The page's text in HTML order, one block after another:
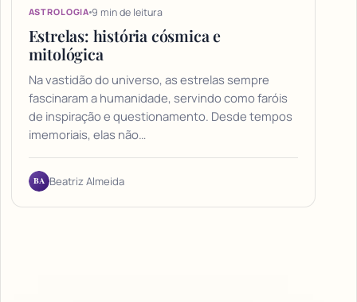
ASTROLOGIA 9 min de leitura
Estrelas: história cósmica e
mitológica
Na vastidão do universo, as estrelas sempre
fascinaram a humanidade, servindo como faróis
de inspiração e questionamento. Desde tempos
imemoriais, elas não…
BA Beatriz Almeida